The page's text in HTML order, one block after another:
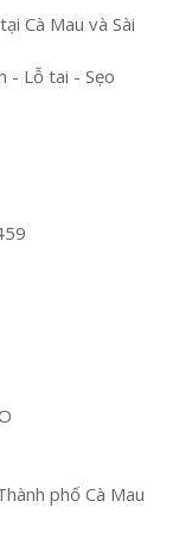
Cà Mau và Sài
- Lỗ tai - Sẹo
phố Cà Mau